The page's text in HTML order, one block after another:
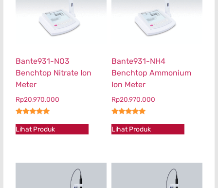
Bante931-NO3
Benchtop Nitrate Ion
Meter
Rp20.970.000
Lihat Produk
Bante931-NH4
Benchtop Ammonium
Ion Meter
Rp20.970.000
Lihat Produk